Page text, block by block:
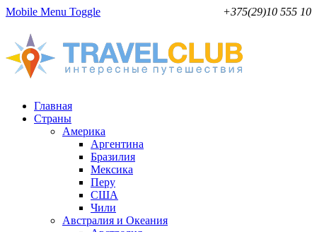
+375(29)10 555 10
Mobile Menu Toggle
Главная
Страны
Америка
Аргентина
Бразилия
Мексика
Перу
США
Чили
Австралия и Океания